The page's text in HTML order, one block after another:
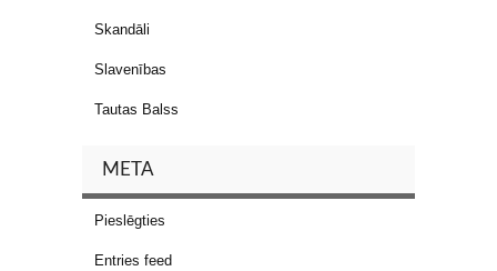
Skandāli
Slavenības
Tautas Balss
META
Pieslēgties
Entries feed